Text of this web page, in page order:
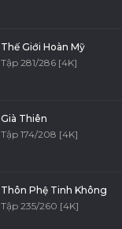
Thế Giới Hoàn Mỹ
Tập 281/286 [4K]
Già Thiên
Tập 174/208 [4K]
Thôn Phệ Tinh Không
Tập 235/260 [4K]